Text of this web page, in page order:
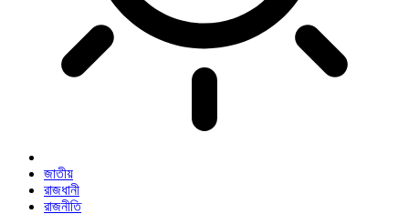
জাতীয়
রাজধানী
রাজনীতি